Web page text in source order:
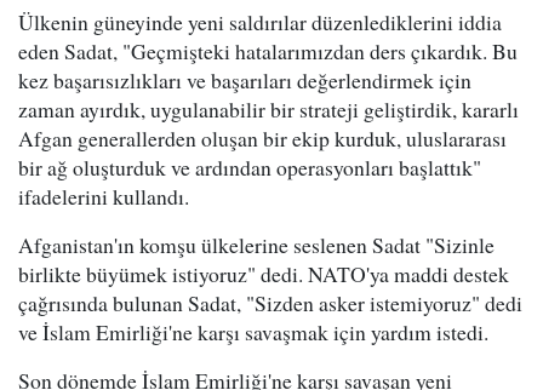
Ülkenin güneyinde yeni saldırılar düzenlediklerini iddia
eden Sadat, "Geçmişteki hatalarımızdan ders çıkardık. Bu
kez başarısızlıkları ve başarıları değerlendirmek için
zaman ayırdık, uygulanabilir bir strateji geliştirdik, kararlı
Afgan generallerden oluşan bir ekip kurduk, uluslararası
bir ağ oluşturduk ve ardından operasyonları başlattık"
ifadelerini kullandı.
Afganistan'ın komşu ülkelerine seslenen Sadat "Sizinle
birlikte büyümek istiyoruz" dedi. NATO'ya maddi destek
çağrısında bulunan Sadat, "Sizden asker istemiyoruz" dedi
ve İslam Emirliği'ne karşı savaşmak için yardım istedi.
Son dönemde İslam Emirliği'ne karşı savaşan yeni